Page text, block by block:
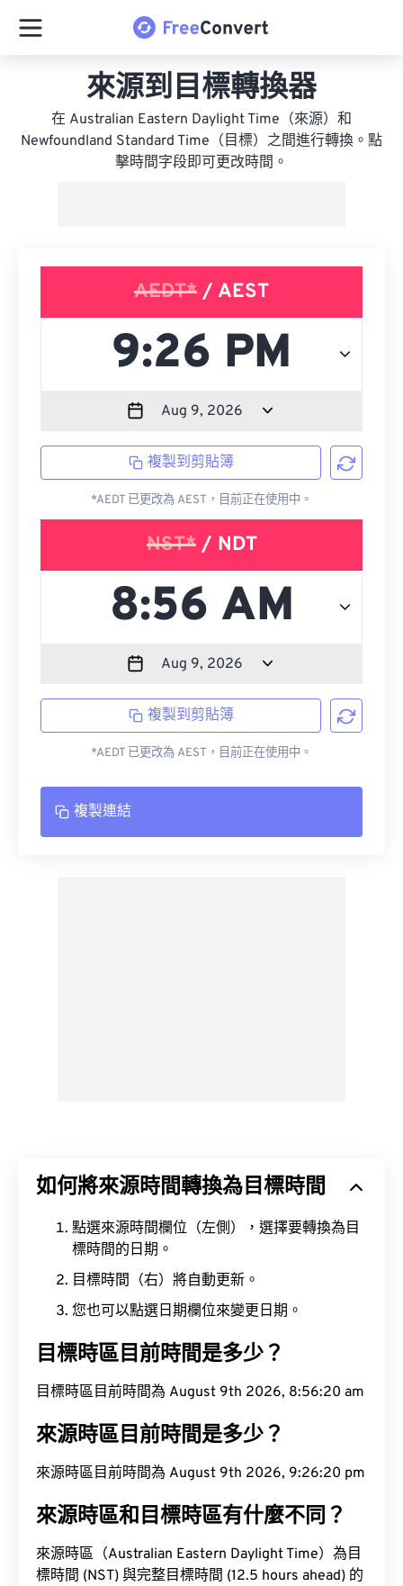
來源到目標轉換器
在 Australian Eastern Daylight Time（來源）和
Newfoundland Standard Time（目標）之間進行轉換。點
擊時間字段即可更改時間。
AEDT* / AEST
複製到剪貼簿
*AEDT 已更改為 AEST，目前正在使用中。
NST*/ NDT
複製到剪貼簿
*AEDT 已更改為 AEST，目前正在使用中。
複製連結
如何將來源時間轉換為目標時間
點選來源時間欄位（左側），選擇要轉換為目
標時間的日期。
目標時間（右）將自動更新。
您也可以點選日期欄位來變更日期。
目標時區目前時間是多少？
目標時區目前時間為 August 9th 2026, 8:56:21 am
來源時區目前時間是多少？
來源時區目前時間為 August 9th 2026, 9:26:21 pm
來源時區和目標時區有什麼不同？
來源時區（Australian Eastern Daylight Time）為目
標時間 (NST) 與完整目標時間 (12.5 hours ahead) 的